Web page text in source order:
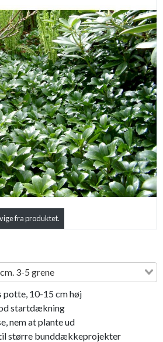
fra produktet.
Next
3-5 grene
potte, 10-15 cm høj
startdækning
nem at plante ud
større bunddækkeprojekter